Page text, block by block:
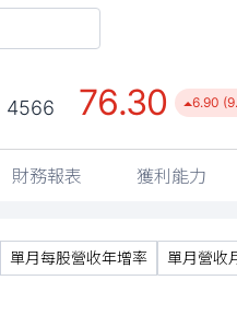
4566 76.30 6.90
財務報表 獲利能力
單月每股營收年增率 單月營收